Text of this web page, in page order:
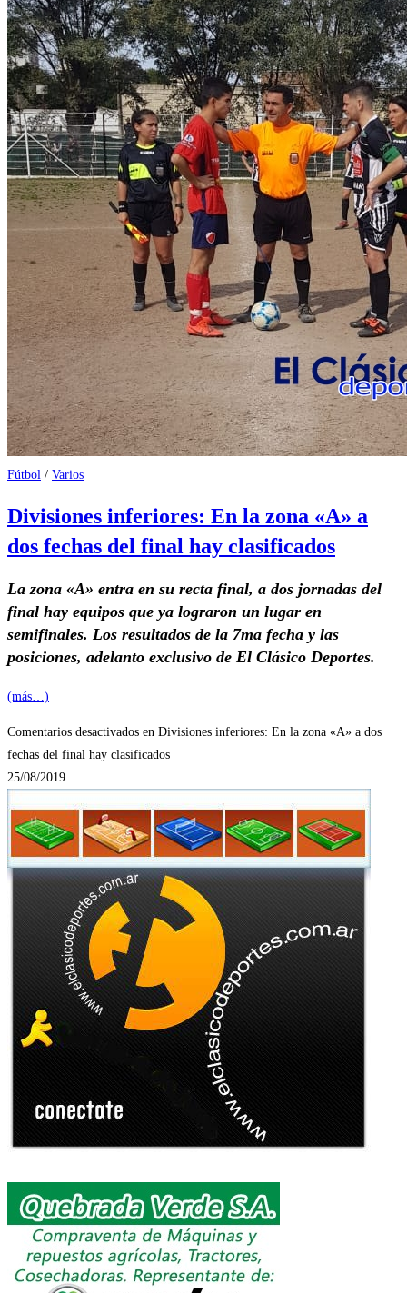
Fútbol / Varios
Divisiones inferiores: En la zona «A» a
dos fechas del final hay clasificados
La zona «A» entra en su recta final, a dos jornadas del
final hay equipos que ya lograron un lugar en
semifinales. Los resultados de la 7ma fecha y las
posiciones, adelanto exclusivo de El Clásico Deportes.
(más…)
Comentarios desactivados en Divisiones inferiores: En la zona «A» a dos
fechas del final hay clasificados
25/08/2019